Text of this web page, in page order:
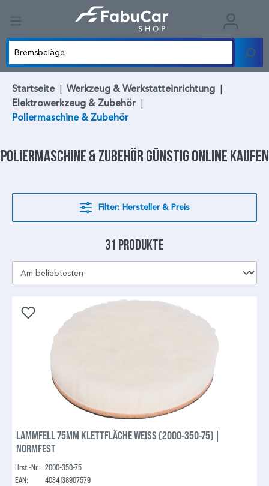
Startseite | Werkzeug & Werkstatteinrichtung |
Elektrowerkzeug & Zubehör |
Poliermaschine & Zubehör
Poliermaschine & Zubehör günstig online kaufen
Filter: Hersteller & Preis
31 Produkte
LAMMFELL 75MM KLETTFLÄCHE WEISS (2000-350-75) |
NORMFEST
Hrst.-Nr.: 2000-350-75
EAN:
4034138907579